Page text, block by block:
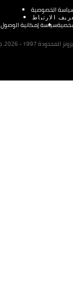
الخصوصية
الارتباط
سياسة إمكانية الوصول